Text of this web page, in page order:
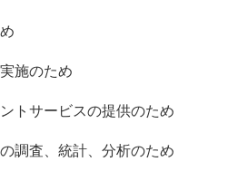
施のため
トサービスの提供のため
調査、統計、分析のため